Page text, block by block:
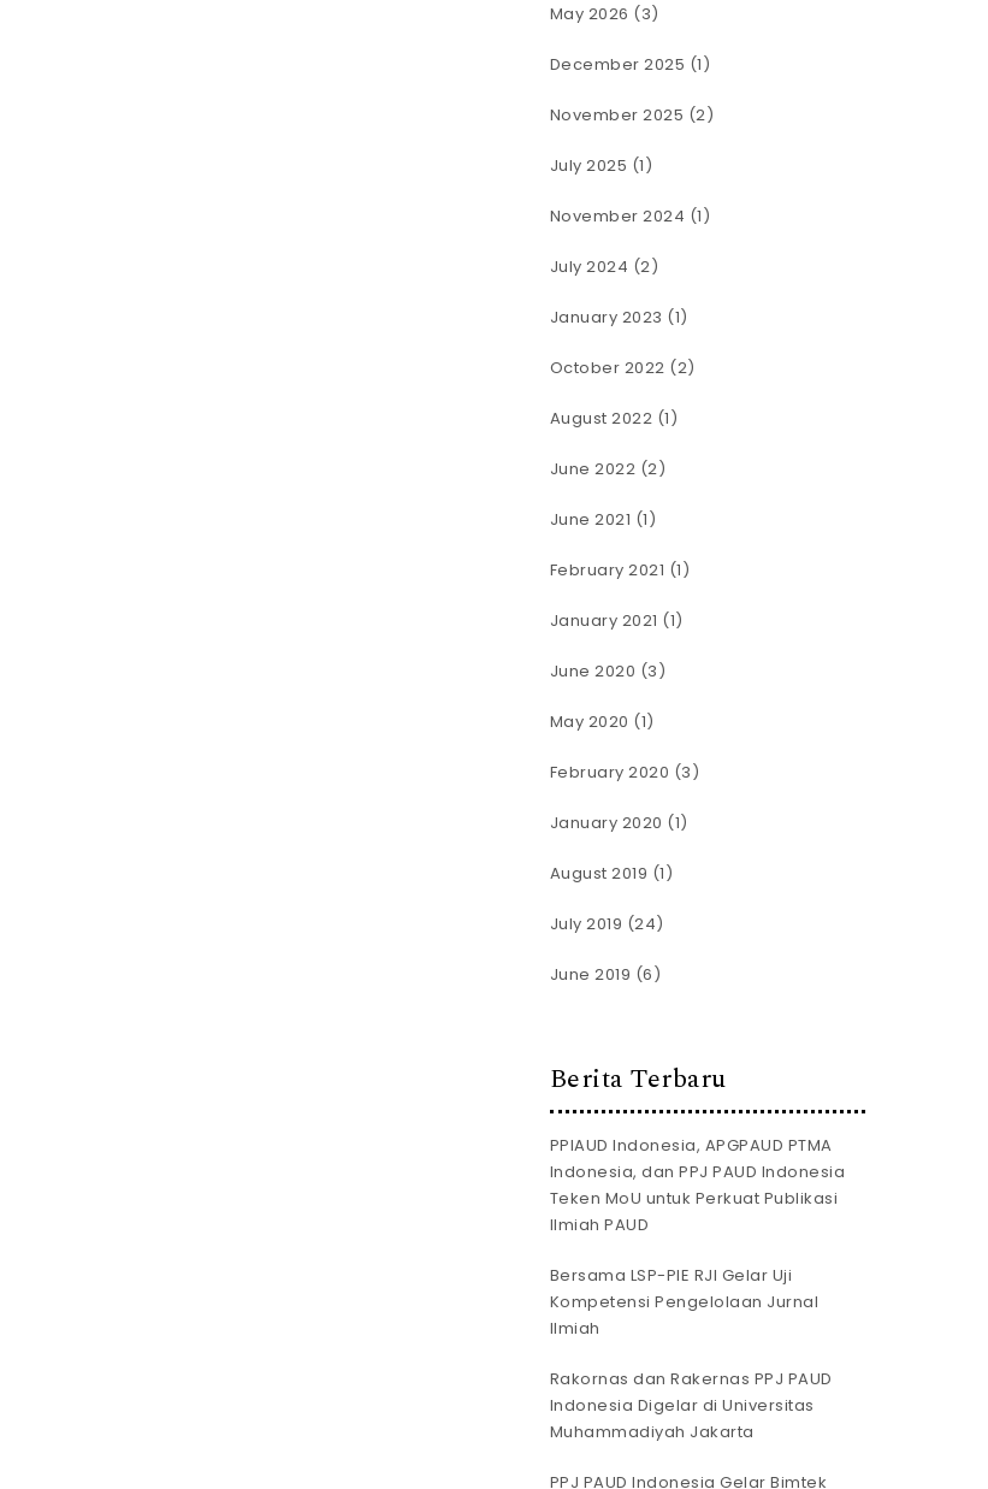
May 2026 (3)
December 2025 (1)
November 2025 (2)
July 2025 (1)
November 2024 (1)
July 2024 (2)
January 2023 (1)
October 2022 (2)
August 2022 (1)
June 2022 (2)
June 2021 (1)
February 2021 (1)
January 2021 (1)
June 2020 (3)
May 2020 (1)
February 2020 (3)
January 2020 (1)
August 2019 (1)
July 2019 (24)
June 2019 (6)
Berita Terbaru
PPIAUD Indonesia, APGPAUD PTMA
Indonesia, dan PPJ PAUD Indonesia
Teken MoU untuk Perkuat Publikasi
Ilmiah PAUD
Bersama LSP-PIE RJI Gelar Uji
Kompetensi Pengelolaan Jurnal
Ilmiah
Rakornas dan Rakernas PPJ PAUD
Indonesia Digelar di Universitas
Muhammadiyah Jakarta
PPJ PAUD Indonesia Gelar Bimtek